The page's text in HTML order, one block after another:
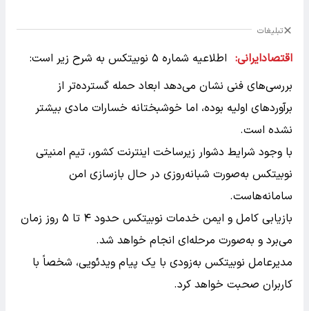
تبلیغات
اقتصادایرانی: اطلاعیه شماره ۵ نوبیتکس به شرح زیر است:
بررسی‌های فنی نشان می‌دهد ابعاد حمله گسترده‌تر از
برآوردهای اولیه بوده، اما خوشبختانه خسارات مادی بیشتر
نشده است.
با وجود شرایط دشوار زیرساخت اینترنت کشور، تیم امنیتی
نوبیتکس به‌صورت شبانه‌روزی در حال بازسازی امن
سامانه‌هاست.
بازیابی کامل و ایمن خدمات نوبیتکس حدود ۴ تا ۵ روز زمان
می‌برد و به‌صورت مرحله‌ای انجام خواهد شد.
مدیرعامل نوبیتکس به‌زودی با یک پیام ویدئویی، شخصاً با
کاربران صحبت خواهد کرد.